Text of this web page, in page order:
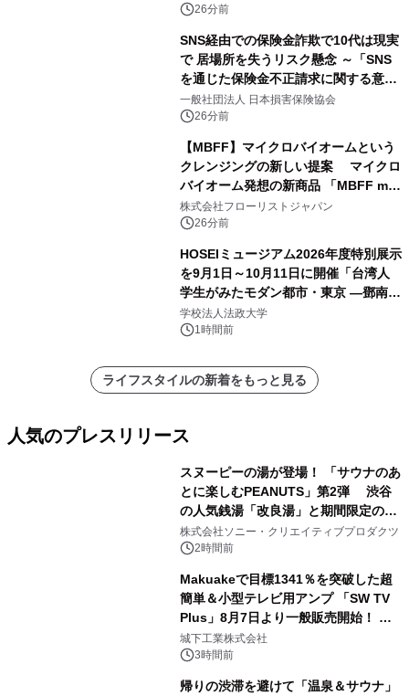
26分前
SNS経由での保険金詐欺で10代は現実
で 居場所を失うリスク懸念 ～「SNS
を通じた保険金不正請求に関する意識
調査」を実施、 認知度の低さも浮き彫
りに～
一般社団法人 日本損害保険協会
26分前
【MBFF】マイクロバイオームという
クレンジングの新しい提案 マイクロ
バイオーム発想の新商品 「MBFF mb
クレンジングPRO」を2026年8月6日
発売
株式会社フローリストジャパン
26分前
HOSEIミュージアム2026年度特別展示
を9月1日～10月11日に開催「台湾人
学生がみたモダン都市・東京 ―鄧南光
と法政大学の1930年代―」
学校法人法政大学
1時間前
ライフスタイルの新着をもっと見る
人気のプレスリリース
スヌーピーの湯が登場！ 「サウナのあ
とに楽しむPEANUTS」第2弾 渋谷
の人気銭湯「改良湯」と期間限定のコ
ラボレーション サウナイキタイコラ
ボグッズも発売決定！
株式会社ソニー・クリエイティブプロダクツ
2時間前
Makuakeで目標1341％を突破した超
簡単＆小型テレビ用アンプ 「SW TV
Plus」8月7日より一般販売開始！ ケ
ーブル1本つなぐだけ、テレビの音が
ぐっと豊かに
城下工業株式会社
3時間前
帰りの渋滞を避けて「温泉＆サウナ」